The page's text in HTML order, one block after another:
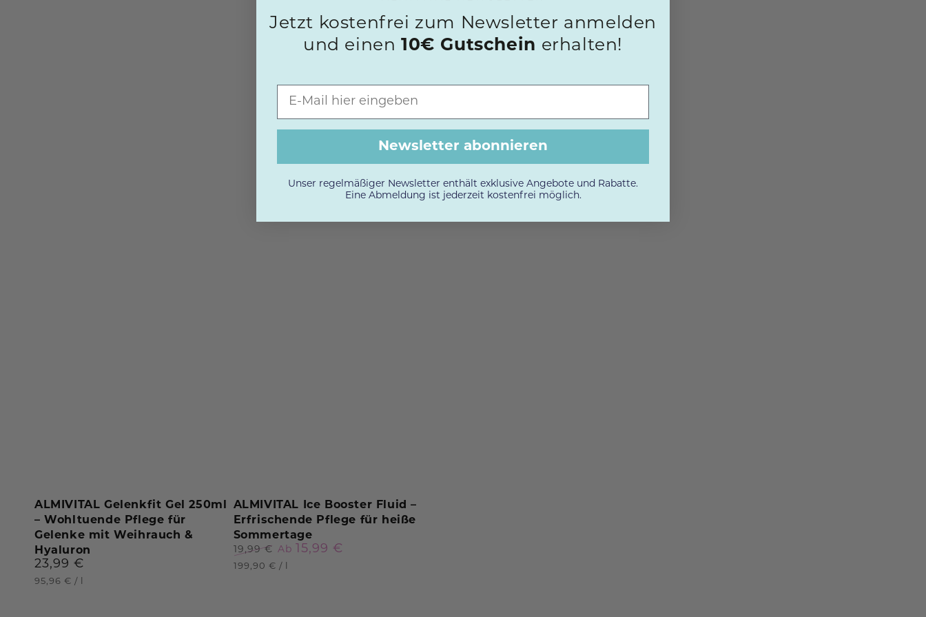
ALMIVITAL
Gelenkfit
Gel
250ml
–
ALMIVITAL Gelenkfit Gel 250ml
– Wohltuende Pflege für
Gelenke mit Weihrauch &
Hyaluron
Regulärer
Preis
23,99 €
Stückpreis
95,96 € /
ALMIVITAL
Ice
Booster
Fluid
ALMIVITAL Ice Booster Fluid –
Erfrischende Pflege für heiße
Sommertage
Regulärer
19,99 €
Verkaufspreis
Ab 15,99 €
Stückpreis
199,90 € /
Jetzt kostenfrei zum Newsletter anmelden
und einen10€ Gutschein erhalten!
Newsletter abonnieren
Unser regelmäßiger Newsletter enthält exklusive Angebote und Rabatte.
Eine Abmeldung ist jederzeit kostenfrei möglich.